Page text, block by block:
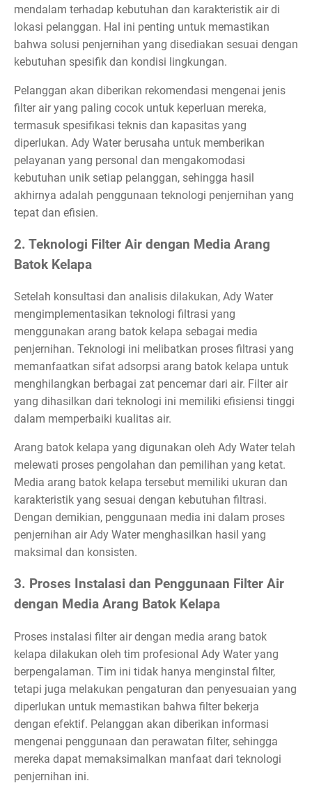
mendalam terhadap kebutuhan dan karakteristik air di
lokasi pelanggan. Hal ini penting untuk memastikan
bahwa solusi penjernihan yang disediakan sesuai dengan
kebutuhan spesifik dan kondisi lingkungan.
Pelanggan akan diberikan rekomendasi mengenai jenis
filter air yang paling cocok untuk keperluan mereka,
termasuk spesifikasi teknis dan kapasitas yang
diperlukan. Ady Water berusaha untuk memberikan
pelayanan yang personal dan mengakomodasi
kebutuhan unik setiap pelanggan, sehingga hasil
akhirnya adalah penggunaan teknologi penjernihan yang
tepat dan efisien.
2. Teknologi Filter Air dengan Media Arang
Batok Kelapa
Setelah konsultasi dan analisis dilakukan, Ady Water
mengimplementasikan teknologi filtrasi yang
menggunakan arang batok kelapa sebagai media
penjernihan. Teknologi ini melibatkan proses filtrasi yang
memanfaatkan sifat adsorpsi arang batok kelapa untuk
menghilangkan berbagai zat pencemar dari air. Filter air
yang dihasilkan dari teknologi ini memiliki efisiensi tinggi
dalam memperbaiki kualitas air.
Arang batok kelapa yang digunakan oleh Ady Water telah
melewati proses pengolahan dan pemilihan yang ketat.
Media arang batok kelapa tersebut memiliki ukuran dan
karakteristik yang sesuai dengan kebutuhan filtrasi.
Dengan demikian, penggunaan media ini dalam proses
penjernihan air Ady Water menghasilkan hasil yang
maksimal dan konsisten.
3. Proses Instalasi dan Penggunaan Filter Air
dengan Media Arang Batok Kelapa
Proses instalasi filter air dengan media arang batok
kelapa dilakukan oleh tim profesional Ady Water yang
berpengalaman. Tim ini tidak hanya menginstal filter,
tetapi juga melakukan pengaturan dan penyesuaian yang
diperlukan untuk memastikan bahwa filter bekerja
dengan efektif. Pelanggan akan diberikan informasi
mengenai penggunaan dan perawatan filter, sehingga
mereka dapat memaksimalkan manfaat dari teknologi
penjernihan ini.